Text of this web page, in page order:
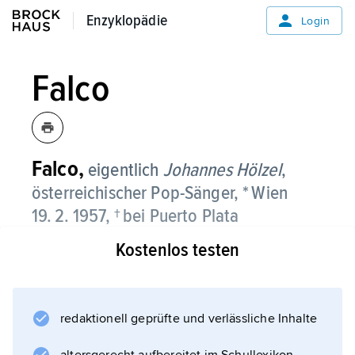
Enzyklopädie
Enzyklopädie Login
Falco
Falco, eigentlich Johannes Hölzel,
österreichischer Pop-Sänger, * Wien
19. 2. 1957, † bei Puerto Plata
(Dominikanische Republik) 6. 2. 1998
(Autounfall);
Drahdiwaberl; startete 1980 eine Solokarriere
Kostenlos testen
redaktionell geprüfte und verlässliche Inhalte